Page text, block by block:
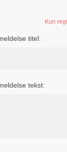
Kun
titel:
tekst: